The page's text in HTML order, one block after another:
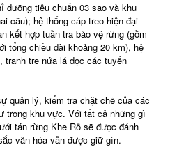
dưỡng tiêu chuẩn 03 sao và khu
cầu); hệ thống cáp treo hiện đại
kết hợp tuần tra bảo vệ rừng (gồm
tổng chiều dài khoảng 20 km), hệ
tranh tre nứa lá dọc các tuyến
quản lý, kiểm tra chặt chẽ của các
trong khu vực. Với tất cả những gì
tán rừng Khe Rỗ sẽ được đánh
văn hóa vẫn được giữ gìn.